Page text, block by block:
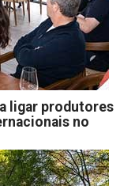
ligar produtores
no